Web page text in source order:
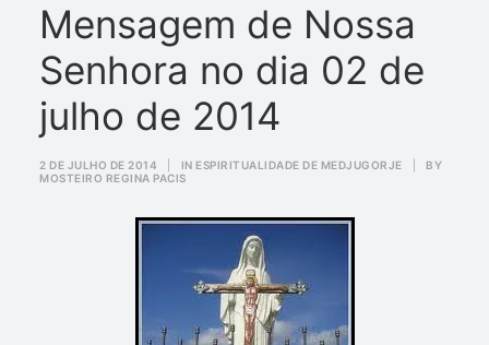
FUNDADOR
MEDJUGORJE
ESPIRITUALIDADE
ATUALIDADES
INFORMATIVO
Mensagem de Nossa
Senhora no dia 02 de
julho de 2014
2 DE JULHO DE 2014 IN ESPIRITUALIDADE DE MEDJUGORJE
BY
MOSTEIRO REGINA PACIS